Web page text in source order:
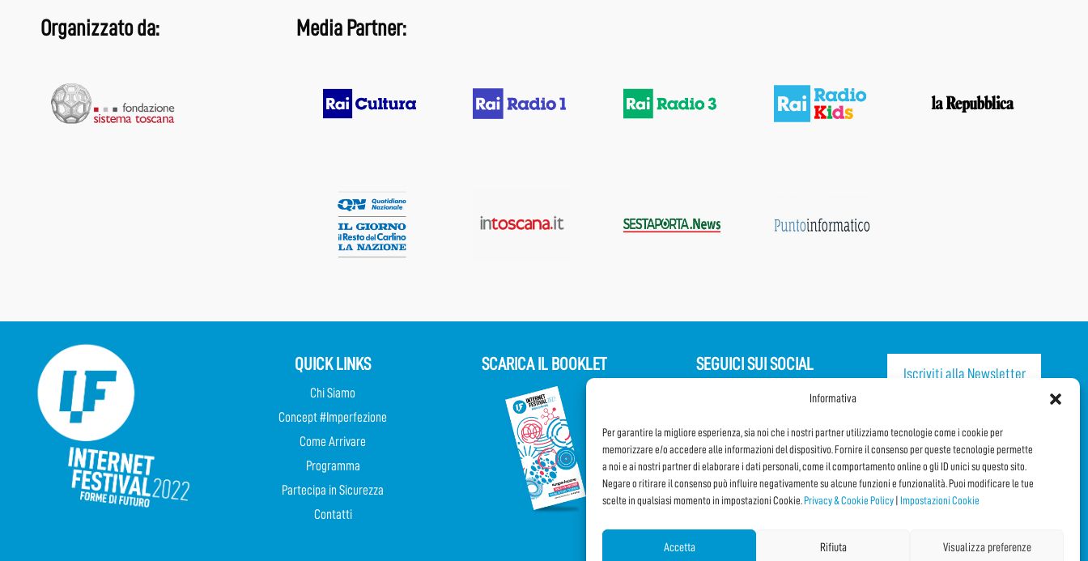
Informativa
Per garantire la migliore esperienza, sia noi che i nostri partner utilizziamo tecnologie come i cookie per
memorizzare e/o accedere alle informazioni del dispositivo. Fornire il consenso per queste tecnologie permette
a noi e ai nostri partner di elaborare i dati personali, come il comportamento online o gli ID unici su questo sito.
Negare o ritirare il consenso può influire negativamente su alcune funzioni e funzionalità. Puoi modificare le tue
scelte in qualsiasi momento in impostazioni Cookie. Privacy & Cookie Policy Impostazioni Cookie
Accetta Rifiuta Visualizza preferenze
Organizzato da: Media Partner:
QUICK LINKS
Chi Siamo
Concept #Imperfezione
Come Arrivare
Programma
Partecipa in Sicurezza
Contatti
SCARICA IL BOOKLET SEGUICI SUI SOCIAL
Partecipa al Questionario
Iscriviti alla Newsletter
CONDIVIDI QUESTA PAGINA!
FacebookTwitter